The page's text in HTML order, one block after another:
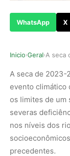
WhatsApp X
Inicio›Geral›
A seca de 2023-
evento climático
os limites de um
severas
nos níveis dos
precedentes.